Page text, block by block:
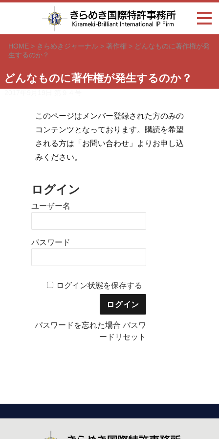
HOME> きらめきジャーナル> 著作権 > どんなものに著作権が発
生するのか？
どんなものに著作権が発生するのか？
このページはメンバー登録された方のみの
コンテンツとなっております。購読を希望
される方は「お問い合わせ」よりお申し込
みください。
ログイン
ユーザー名
パスワード
ログイン状態を保存する
パスワードを忘れた場合パスワ
ードリセット